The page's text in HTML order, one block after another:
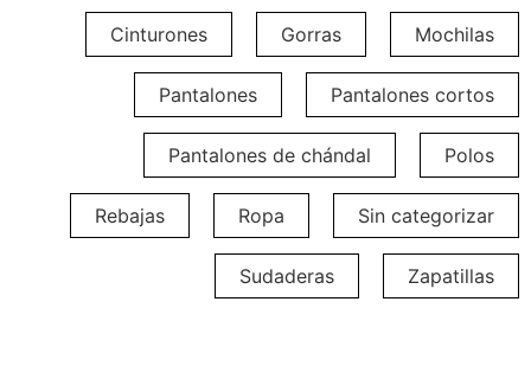
Cinturones Gorras Mochilas
Pantalones Pantalones cortos
Pantalones de chándal Polos
Rebajas Ropa Sin categorizar
Sudaderas Zapatillas